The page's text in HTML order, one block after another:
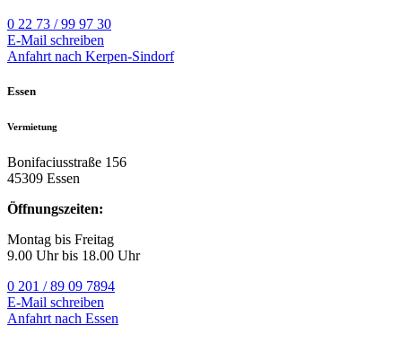
0 22 73 / 99 97 30
E-Mail schreiben
Anfahrt nach Kerpen-Sindorf
Essen
Vermietung
Bonifaciusstraße 156
45309 Essen
Öffnungszeiten:
Montag bis Freitag
9.00 Uhr bis 18.00 Uhr
0 201 / 89 09 7894
E-Mail schreiben
Anfahrt nach Essen